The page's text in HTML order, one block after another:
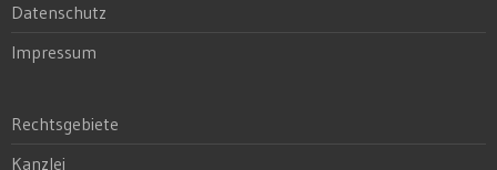
Datenschutz
Impressum
Rechtsgebiete
Kanzlei